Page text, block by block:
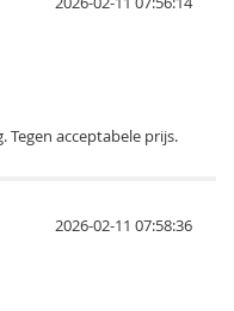
Tegen acceptabele prijs.
2026-02-11 07:58:36